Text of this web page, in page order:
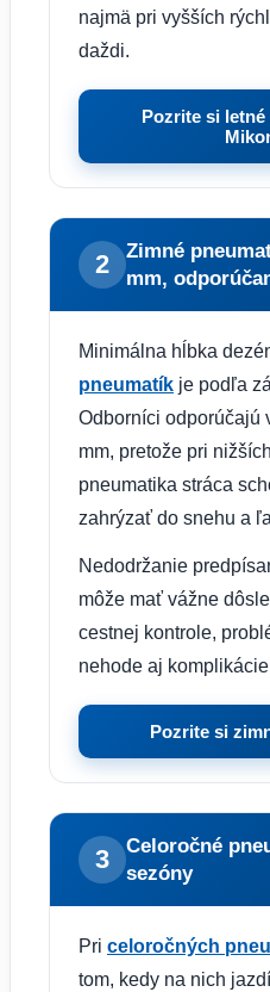
najmä pri vyšších
daždi.
Pozrite si
2
Zimné
mm,
Minimálna hĺbka
pneumatík je podľa
Odborníci odporúčajú
mm, pretože pri
pneumatika stráca
zahrýzať do snehu a
Nedodržanie
môže mať vážne
cestnej kontrole,
nehode aj
Pozrite si
3
Celoročné
sezóny
Pri celoročných
tom, kedy na nich